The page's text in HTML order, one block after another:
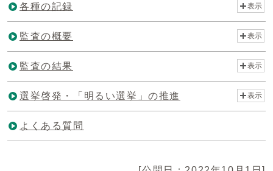
各種の記録 表示
監査の概要 表示
監査の結果 表示
選挙啓発・「明るい選挙」の推進 表示
よくある質問